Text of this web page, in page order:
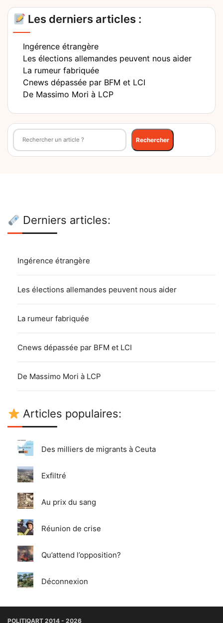
Les derniers articles :
Ingérence étrangère
Les élections allemandes peuvent nous aider
La rumeur fabriquée
Cnews dépassée par BFM et LCI
De Massimo Mori à LCP
Rechercher
Rechercher
Derniers articles:
Ingérence étrangère
Les élections allemandes peuvent nous aider
La rumeur fabriquée
Cnews dépassée par BFM et LCI
De Massimo Mori à LCP
Articles populaires:
Des milliers de migrants à Ceuta
Exfiltré
Au prix du sang
Réunion de crise
Qu’attend l’opposition?
Déconnexion
POLITIQART 2014 - 2026